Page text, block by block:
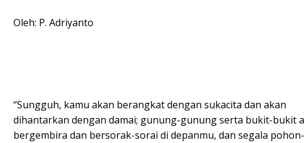
Oleh: P. Adriyanto
“Sungguh, kamu akan berangkat dengan sukacita dan akan
dihantarkan dengan damai; gunung-gunung serta bukit-bukit
bergembira dan bersorak-sorai di depanmu, dan segala